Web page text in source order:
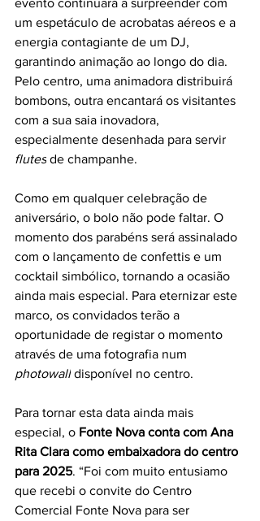
um espetáculo de acrobatas aéreos e a
energia contagiante de um DJ,
garantindo animação ao longo do dia.
Pelo centro, uma animadora distribuirá
bombons, outra encantará os visitantes
com a sua saia inovadora,
especialmente desenhada para servir
flutes de champanhe.
Como em qualquer celebração de
aniversário, o bolo não pode faltar. O
momento dos parabéns será assinalado
com o lançamento de confettis e um
cocktail simbólico, tornando a ocasião
ainda mais especial. Para eternizar este
marco, os convidados terão a
oportunidade de registar o momento
através de uma fotografia num
photowall disponível no centro.
Para tornar esta data ainda mais
especial, o Fonte Nova conta com Ana
Rita Clara como embaixadora do centro
para 2025. “Foi com muito entusiamo
que recebi o convite do Centro
Comercial Fonte Nova para ser